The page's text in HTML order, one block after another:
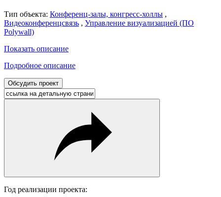
Тип объекта: Конференц-залы, конгресс-холлы ,
Видеоконференцсвязь , Управление визуализацией (ПО
Polywall)
Показать описание
Подробное описание
Обсудить проект
Год реализации проекта: